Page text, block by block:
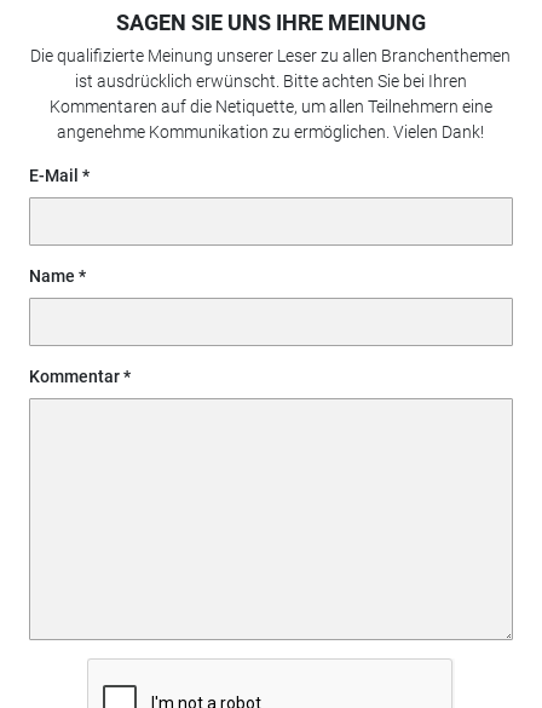
SAGEN SIE UNS IHRE MEINUNG
Die qualifizierte Meinung unserer Leser zu allen Branchenthemen
ist ausdrücklich erwünscht. Bitte achten Sie bei Ihren
Kommentaren auf die Netiquette, um allen Teilnehmern eine
angenehme Kommunikation zu ermöglichen. Vielen Dank!
E-Mail
Name
Kommentar